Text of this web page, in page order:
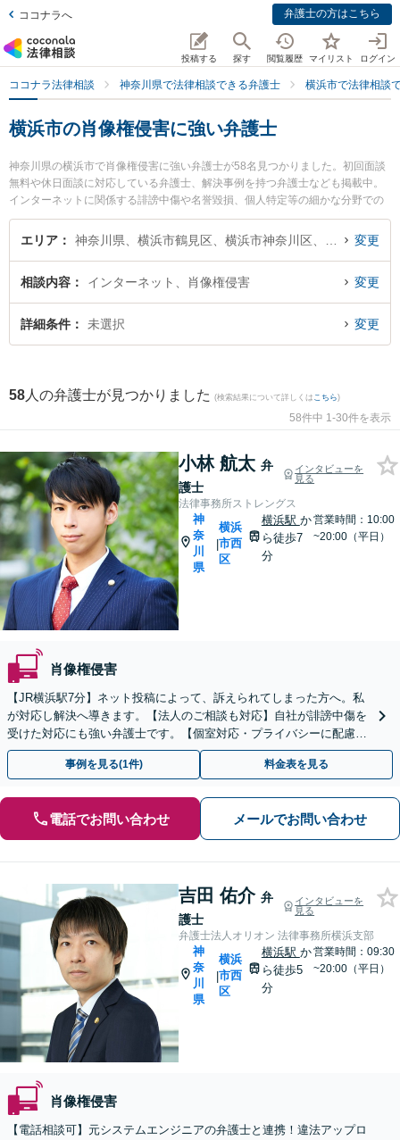
ココナラへ 弁護士の方はこちら
投稿する 探す 閲覧履歴 マイリスト ログイン
ココナラ法律相談 神奈川県で法律相談できる弁護士 横浜市で法律相談
横浜市の肖像権侵害に強い弁護士
神奈川県の横浜市で肖像権侵害に強い弁護士が58名見つかりました。初回面談
無料や休日面談に対応している弁護士、解決事例を持つ弁護士なども掲載中。
インターネットに関係する誹謗中傷や名誉毀損、個人特定等の細かな分野での
絞り込み検索もでき便利です。特に法律事務所ストレングスの小林 航太弁護士
や弁護士法人オリオン 法律事務所横浜支部の吉田 佑介弁護士、安永法律事務所
士に相談したい』『肖像権侵害のトラブル解決の実績豊富な近くの弁護士を検
索したい』『初回相談無料で肖像権侵害を法律相談できる横浜市内の弁護士に
相談予約したい』などでお困りの相談者さんにおすすめです。
エリア 変更
相談内容 インターネット、肖像権侵害 変更
詳細条件 未選択 変更
58 人の弁護士が見つかりました (検索結果について詳しくは こちら)
58件中 1-30件を表示
小林 航太 弁
護士
インタビューを
見る
法律事務所ストレングス
神
奈
川
県
|
横浜
市西
区
横浜駅 か
ら徒歩7
分
営業時間：10:00
~20:00（平日）
肖像権侵害
【JR横浜駅7分】ネット投稿によって、訴えられてしまった方へ。私
が対応し解決へ導きます。【法人のご相談も対応】自社が誹謗中傷を
受けた対応にも強い弁護士です。【個室対応・プライバシーに配慮】
コスプレに関連するトラブルは相談無料です
事例を見る(1件) 料金表を見る
電話でお問い合わせ メールでお問い合わせ
吉田 佑介 弁
護士
インタビューを
見る
弁護士法人オリオン 法律事務所横浜支部
神
奈
川
県
|
横浜
市西
区
横浜駅 か
ら徒歩5
分
営業時間：09:30
~20:00（平日）
肖像権侵害
【電話相談可】元システムエンジニアの弁護士と連携！違法アップロ